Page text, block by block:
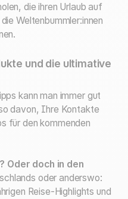
die ihren Urlaub auf
Weltenbummler:innen
und die ultimative
kann man immer gut
davon, Ihre Kontakte
für den kommenden
Oder doch in den
oder anderswo:
Reise-Highlights und